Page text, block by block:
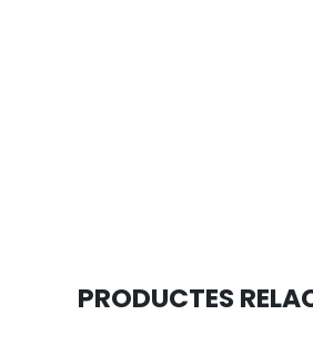
PRODUCTES